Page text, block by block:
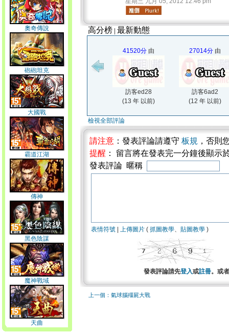
奧奇傳說
砲砲坦克
大國戰
霸道江湖
傳神
黑色陰謀
魔神戰域
天曲
高分榜 最新動態
41520分 由
訪客ed28
(13 年 以前)
27014分 由
訪客6ad2
(12 年 以前)
檢視全部評論
請注意 ：發表評論請遵守 板規 ，否則
提醒 ： 留言將在發表完一分鐘後顯示
發表評論 暱稱
表情符號 上傳圖片 ( 抓圖教學、 貼圖教學 )
發表評論請先登入或註冊。或
上一個：氣球腦殭屍大戰